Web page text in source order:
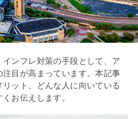
ンフレ対策の手段として、ア
注目が高まっています。本記事
ット、どんな人に向いている
お伝えします。